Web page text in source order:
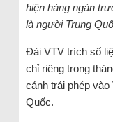
hiện hàng ngàn
là người Trung
Đài VTV trích số
chỉ riêng trong
cảnh trái phép
Quốc.